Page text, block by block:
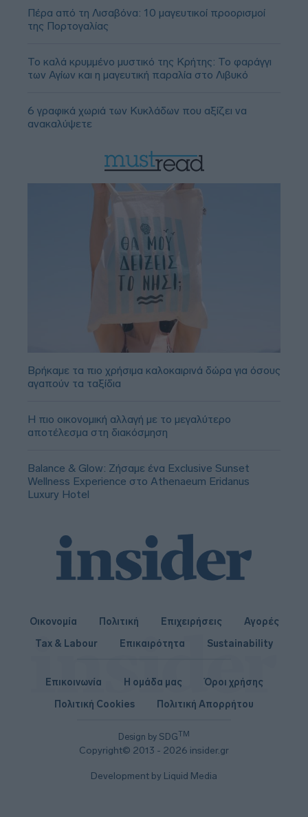
Πέρα από τη Λισαβόνα: 10 μαγευτικοί προορισμοί
της Πορτογαλίας
Το καλά κρυμμένο μυστικό της Κρήτης: Το φαράγγι
των Αγίων και η μαγευτική παραλία στο Λιβυκό
6 γραφικά χωριά των Κυκλάδων που αξίζει να
ανακαλύψετε
Βρήκαμε τα πιο χρήσιμα καλοκαιρινά δώρα για όσους
αγαπούν τα ταξίδια
Η πιο οικονομική αλλαγή με το μεγαλύτερο
αποτέλεσμα στη διακόσμηση
Balance & Glow: Ζήσαμε ένα Exclusive Sunset
Wellness Experience στο Athenaeum Eridanus
Luxury Hotel
Οικονομία Πολιτική Επιχειρήσεις
Αγορές
Tax & Labour
Επικαιρότητα Sustainability
Design by SDGTM
Copyright© 2013 - 2026 insider.gr
Επικοινωνία Η ομάδα μας
Όροι χρήσης
Πολιτική Cookies
Πολιτική Απορρήτου
Development by Liquid Media